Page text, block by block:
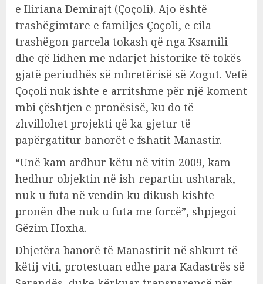
e Iliriana Demirajt (Çoçoli). Ajo është
trashëgimtare e familjes Çoçoli, e cila
trashëgon parcela tokash që nga Ksamili
dhe që lidhen me ndarjet historike të tokës
gjatë periudhës së mbretërisë së Zogut. Vetë
Çoçoli nuk ishte e arritshme për një koment
mbi çështjen e pronësisë, ku do të
zhvillohet projekti që ka gjetur të
papërgatitur banorët e fshatit Manastir.
“Unë kam ardhur këtu në vitin 2009, kam
hedhur objektin në ish-repartin ushtarak,
nuk u futa në vendin ku dikush kishte
pronën dhe nuk u futa me forcë”, shpjegoi
Gëzim Hoxha.
Dhjetëra banorë të Manastirit në shkurt të
këtij viti, protestuan edhe para Kadastrës së